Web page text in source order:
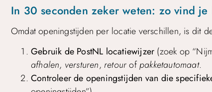
In 30 seconden zeker weten: zo vind je
Omdat openingstijden per locatie verschillen, is dit
Gebruik de PostNL locatiewijzer (zoek op
afhalen, versturen, retourofpakketautomaat.
Controleer de openingstijden van die